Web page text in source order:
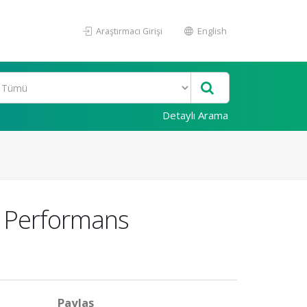
Araştırmacı Girişi English
Detaylı Arama
Performans
Paylaş